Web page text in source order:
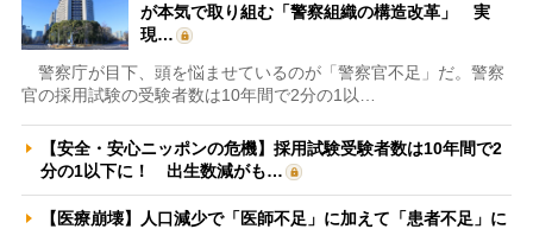
が本気で取り組む「警察組織の構造改革」 実
現…
警察庁が目下、頭を悩ませているのが「警察官不足」だ。警察
官の採用試験の受験者数は10年間で2分の1以…
【安全・安心ニッポンの危機】採用試験受験者数は10年間で2
分の1以下に！ 出生数減がも…
【医療崩壊】人口減少で「医師不足」に加えて「患者不足」に